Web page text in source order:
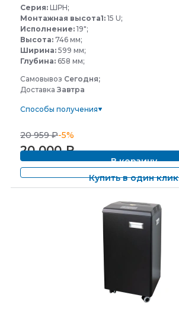
Серия: ШРН;
Монтажная высота1: 15 U;
Исполнение: 19";
Высота: 746 мм;
Ширина: 599 мм;
Глубина: 658 мм;
Самовывоз Сегодня;
Доставка Завтра
Способы получения
20 959₽-5%
20 000₽
Купить в один клик
В корзину